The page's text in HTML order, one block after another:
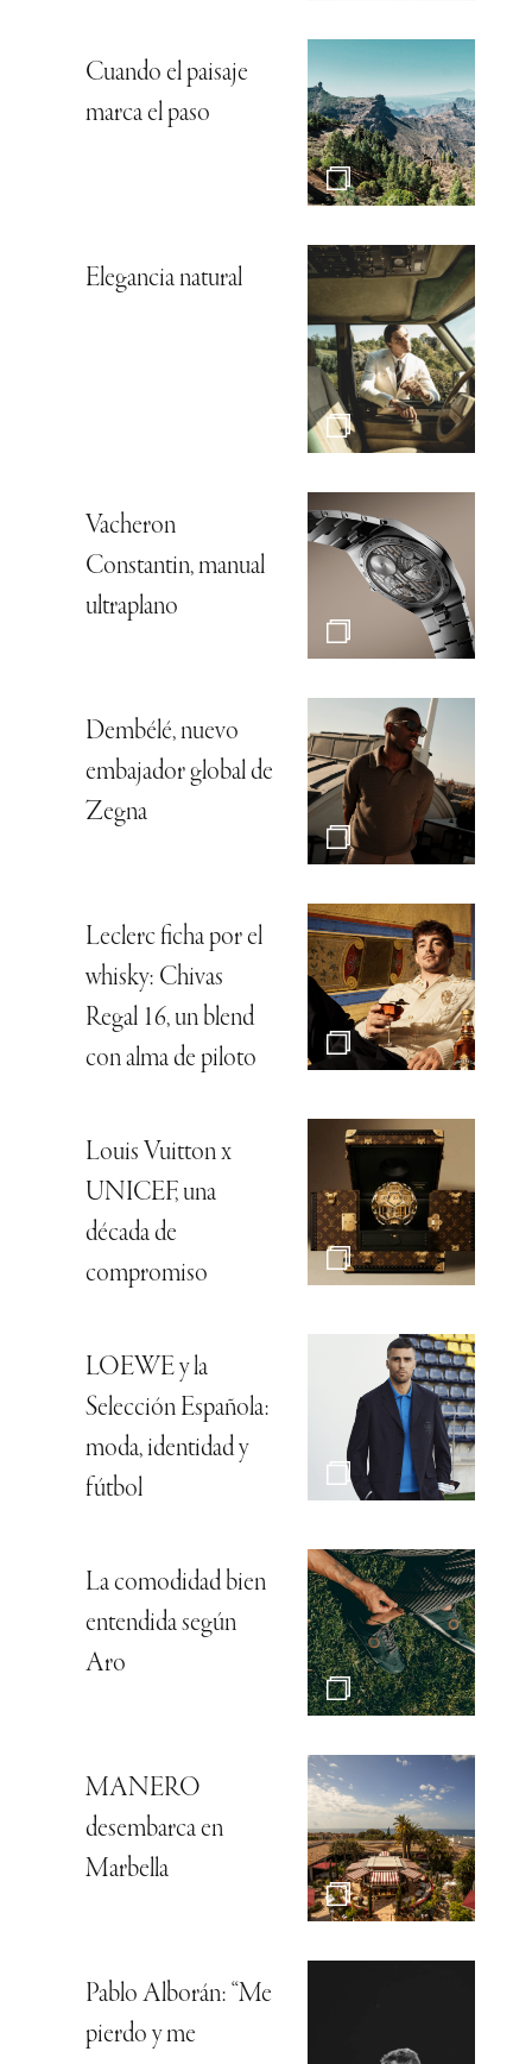
Cuando el paisaje
marca el paso
Elegancia natural
Vacheron
Constantin, manual
ultraplano
Dembélé, nuevo
embajador global de
Zegna
Leclerc ficha por el
whisky: Chivas
Regal 16, un blend
con alma de piloto
Louis Vuitton x
UNICEF, una
década de
compromiso
LOEWE y la
Selección Española:
moda, identidad y
fútbol
La comodidad bien
entendida según
Aro
MANERO
desembarca en
Marbella
Pablo Alborán: “Me
pierdo y me